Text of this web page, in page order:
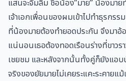
แสนจะจิ้มลิ้ม ชื่อน้อง”มาย” น้องมา
เจ้าเอกเพื่อนของผมเข้าไปทำธุรกร
ที่น้องมายต้องทำยอดประกัน จึงมาอ้
แน่นอนเธอต้องทอดเรือนร่างที่ขาวร
เชยชม และหลังจากนั้นทั้งคู่ก็ยังแอบ
จริงของยัยมายไม่เคยระแคะระคายแ